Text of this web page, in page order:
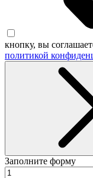
кнопку, вы
политикой
Заполните форму